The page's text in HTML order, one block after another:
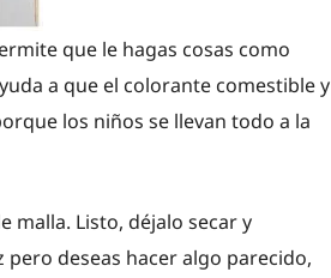
que le hagas cosas como
a que el colorante comestible y
los niños se llevan todo a la
malla. Listo, déjalo secar y
deseas hacer algo parecido,